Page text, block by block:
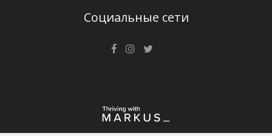
Социальные сети